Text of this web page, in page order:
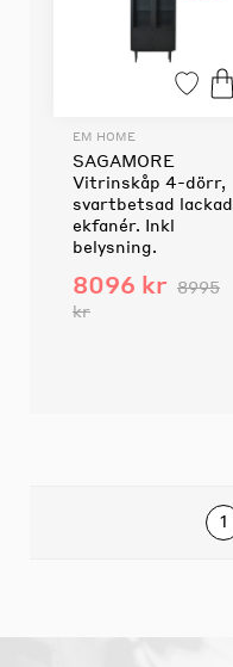
EM HOME
SAGAMORE
Vitrinskåp 4-dörr,
svartbetsad lackad
ekfanér. Inkl
belysning.
8096 kr 8995
kr
1